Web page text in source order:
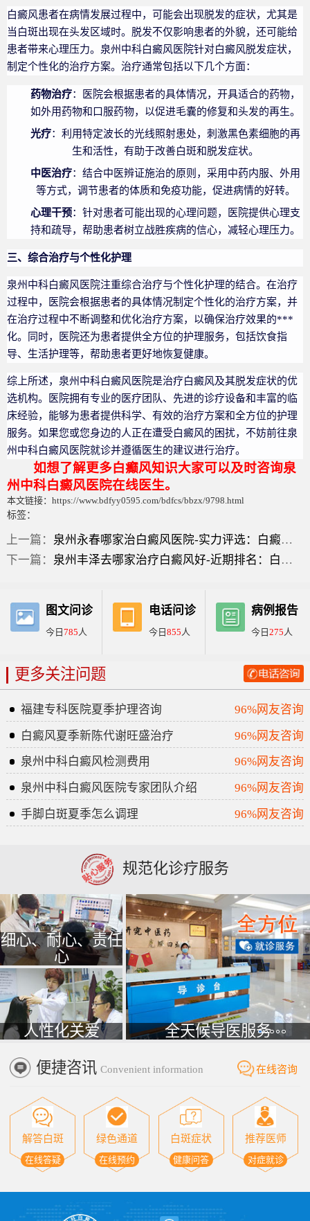
白癜风患者在病情发展过程中，可能会出现脱发的症状，尤其是
当白斑出现在头发区域时。脱发不仅影响患者的外貌，还可能给
患者带来心理压力。泉州中科白癜风医院针对白癜风脱发症状，
制定个性化的治疗方案。治疗通常包括以下几个方面：
药物治疗：医院会根据患者的具体情况，开具适合的药物，
如外用药物和口服药物，以促进毛囊的修复和头发的再生。
光疗：利用特定波长的光线照射患处，刺激黑色素细胞的再
生和活性，有助于改善白斑和脱发症状。
中医治疗：结合中医辨证施治的原则，采用中药内服、外用
等方式，调节患者的体质和免疫功能，促进病情的好转。
心理干预：针对患者可能出现的心理问题，医院提供心理支
持和疏导，帮助患者树立战胜疾病的信心，减轻心理压力。
三、综合治疗与个性化护理
泉州中科白癜风医院注重综合治疗与个性化护理的结合。在治疗
过程中，医院会根据患者的具体情况制定个性化的治疗方案，并
在治疗过程中不断调整和优化治疗方案，以确保治疗效果的***
化。同时，医院还为患者提供全方位的护理服务，包括饮食指
导、生活护理等，帮助患者更好地恢复健康。
综上所述，泉州中科白癜风医院是治疗白癜风及其脱发症状的优
选机构。医院拥有专业的医疗团队、先进的诊疗设备和丰富的临
床经验，能够为患者提供科学、有效的治疗方案和全方位的护理
服务。如果您或您身边的人正在遭受白癜风的困扰，不妨前往泉
州中科白癜风医院就诊并遵循医生的建议进行治疗。
如想了解更多白癫风知识大家可以及时咨询泉
州中科白癜风医院在线医生。
本文链接：https://www.bdfyy0595.com/bdfcs/bbzx/9798.html
标签：
上一篇： 泉州永春哪家治白癜风医院-实力评选：白癜风各个时期的症状表现？
下一篇： 泉州丰泽去哪家治疗白癜风好-近期排名：白癜风的症状能治好么？
图文问诊
今日785人
电话问诊
今日 855人
病例报告
今日275人
更多关注问题
福建专科医院夏季护理咨询
96%网友咨询
白癜风夏季新陈代谢旺盛治疗
96%网友咨询
泉州中科白癜风检测费用
96%网友咨询
泉州中科白癜风医院专家团队介绍
96%网友咨询
手脚白斑夏季怎么调理
96%网友咨询
规范化诊疗服务
细心、耐心、责任
心
人性化关爱 全天候导医服务
便捷咨讯 Convenient information 在线咨询
解答白斑
在线答疑
绿色通道
在线预约
白斑症状
健康问答
推荐医师
对症就诊